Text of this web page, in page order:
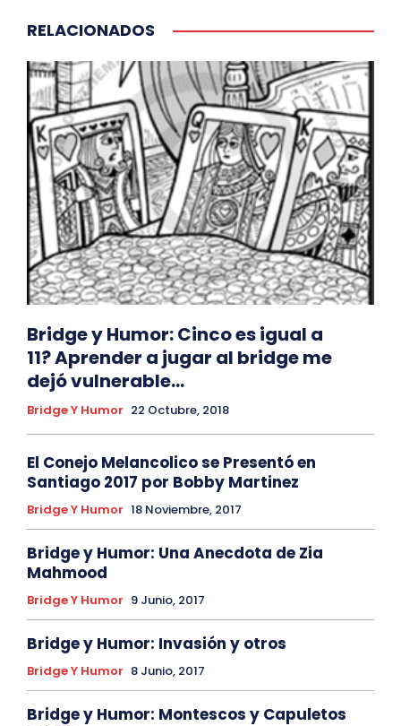
RELACIONADOS
Bridge y Humor: Cinco es igual a
11? Aprender a jugar al bridge me
dejó vulnerable…
Bridge Y Humor 22 Octubre, 2018
El Conejo Melancolico se Presentó en
Santiago 2017 por Bobby Martinez
Bridge Y Humor 18 Noviembre, 2017
Bridge y Humor: Una Anecdota de Zia
Mahmood
Bridge Y Humor 9 Junio, 2017
Bridge y Humor: Invasión y otros
Bridge Y Humor 8 Junio, 2017
Bridge y Humor: Montescos y Capuletos